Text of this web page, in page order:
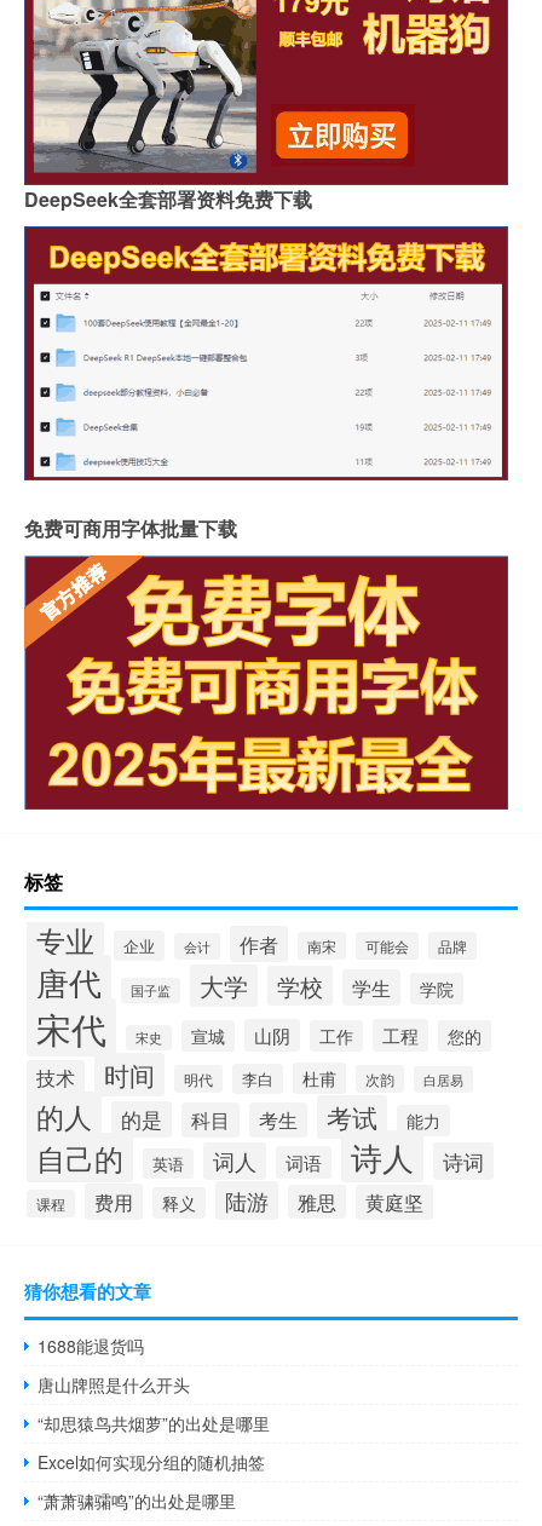
DeepSeek全套部署资料免费下载
免费可商用字体批量下载
标签
专业 企业 会计 作者 南宋 可能会 品牌
唐代 国子监 大学 学校 学生 学院
宋代 宋史 宣城 山阴 工作 工程 您的
技术 时间 明代 李白 杜甫 次韵 白居易
的人 的是 科目 考生 考试 能力
自己的 英语 词人 词语 诗人 诗词
课程 费用 释义 陆游 雅思 黄庭坚
猜你想看的文章
1688能退货吗
唐山牌照是什么开头
“却思猿鸟共烟萝”的出处是哪里
Excel如何实现分组的随机抽签
“萧萧骕骦鸣”的出处是哪里